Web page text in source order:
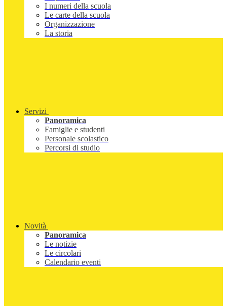
I numeri della scuola
Le carte della scuola
Organizzazione
La storia
Servizi
Panoramica
Famiglie e studenti
Personale scolastico
Percorsi di studio
Novità
Panoramica
Le notizie
Le circolari
Calendario eventi